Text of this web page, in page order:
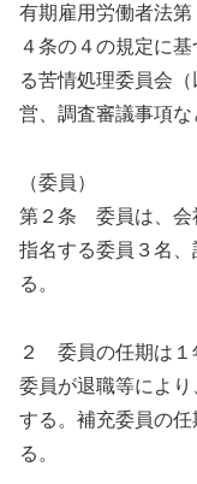
有期雇用労働者法
４条の４の規定に
る苦情処理委員会
営、調査審議事項な
（委員）
第２条 委員は、会
指名する委員３名
る。
２ 委員の任期は１
委員が退職等によ
する。補充委員の
る。